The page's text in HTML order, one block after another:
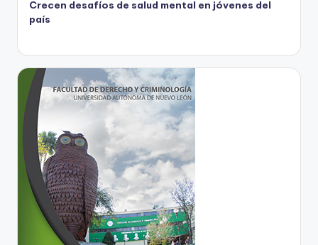
Crecen desafíos de salud mental en jóvenes del
país